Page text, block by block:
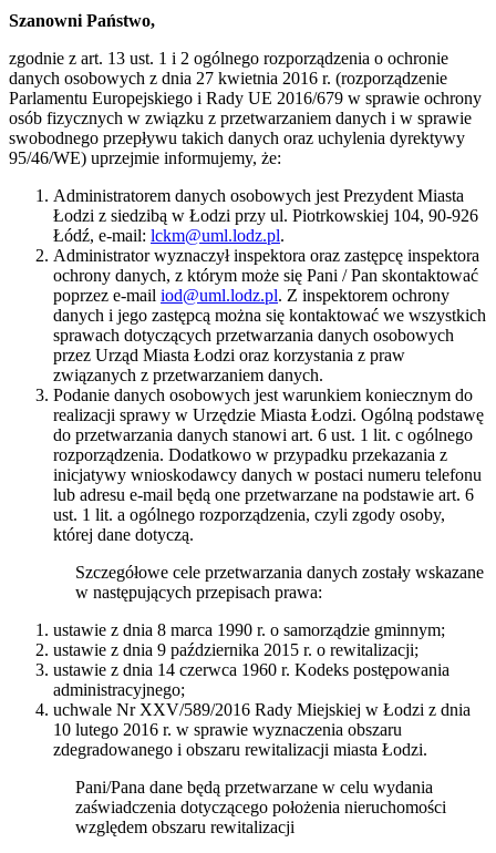
Szanowni Państwo,
zgodnie z art. 13 ust. 1 i 2 ogólnego rozporządzenia o ochronie
danych osobowych z dnia 27 kwietnia 2016 r. (rozporządzenie
Parlamentu Europejskiego i Rady UE 2016/679 w sprawie ochrony
osób fizycznych w związku z przetwarzaniem danych i w sprawie
swobodnego przepływu takich danych oraz uchylenia dyrektywy
95/46/WE) uprzejmie informujemy, że:
Administratorem danych osobowych jest Prezydent Miasta
Łodzi z siedzibą w Łodzi przy ul. Piotrkowskiej 104, 90-926
Łódź, e-mail: lckm@uml.lodz.pl.
Administrator wyznaczył inspektora oraz zastępcę inspektora
ochrony danych, z którym może się Pani / Pan skontaktować
poprzez e-mail iod@uml.lodz.pl. Z inspektorem ochrony
danych i jego zastępcą można się kontaktować we wszystkich
sprawach dotyczących przetwarzania danych osobowych
przez Urząd Miasta Łodzi oraz korzystania z praw
związanych z przetwarzaniem danych.
Podanie danych osobowych jest warunkiem koniecznym do
realizacji sprawy w Urzędzie Miasta Łodzi. Ogólną podstawę
do przetwarzania danych stanowi art. 6 ust. 1 lit. c ogólnego
rozporządzenia. Dodatkowo w przypadku przekazania z
inicjatywy wnioskodawcy danych w postaci numeru telefonu
lub adresu e-mail będą one przetwarzane na podstawie art. 6
ust. 1 lit. a ogólnego rozporządzenia, czyli zgody osoby,
której dane dotyczą.
Szczegółowe cele przetwarzania danych zostały wskazane
w następujących przepisach prawa:
ustawie z dnia 8 marca 1990 r. o samorządzie gminnym;
ustawie z dnia 9 października 2015 r. o rewitalizacji;
ustawie z dnia 14 czerwca 1960 r. Kodeks postępowania
administracyjnego;
uchwale Nr XXV/589/2016 Rady Miejskiej w Łodzi z dnia
10 lutego 2016 r. w sprawie wyznaczenia obszaru
zdegradowanego i obszaru rewitalizacji miasta Łodzi.
Pani/Pana dane będą przetwarzane w celu wydania
zaświadczenia dotyczącego położenia nieruchomości
względem obszaru rewitalizacji